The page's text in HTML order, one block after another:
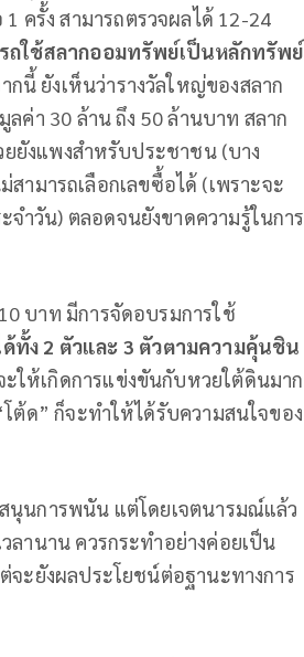
ครั้ง สามารถตรวจผลได้ 12-24
ถใช้สลากออมทรัพย์เป็นหลักทรัพย์
กนี้ ยังเห็นว่ารางวัลใหญ่ของสลาก
ค่า 30 ล้าน ถึง 50 ล้านบาท สลาก
ยังแพงสำหรับประชาชน (บาง
มารถเลือกเลขซื้อได้ (เพราะจะ
ำวัน) ตลอดจนยังขาดความรู้ในการ
บาท มีการจัดอบรมการใช้
ทั้ง 2 ตัวและ 3 ตัวตามความคุ้นชิน
ให้เกิดการแข่งขันกับหวยใต้ดินมาก
ต้ด” ก็จะทำให้ได้รับความสนใจของ
นุนการพนัน แต่โดยเจตนารมณ์แล้ว
ลานาน ควรกระทำอย่างค่อยเป็น
จะยังผลประโยชน์ต่อฐานะทางการ